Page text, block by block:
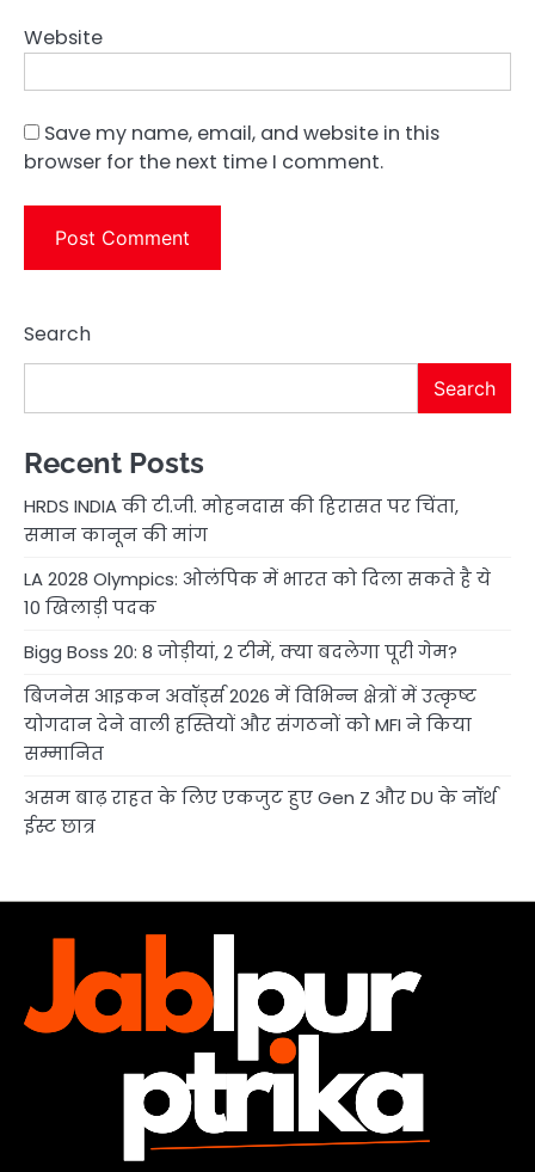
Website
Save my name, email, and website in this
browser for the next time I comment.
Search
Search
Recent Posts
HRDS INDIA की टी.जी. मोहनदास की हिरासत पर चिंता,
समान कानून की मांग
LA 2028 Olympics: ओलंपिक में भारत को दिला सकते है ये
10 खिलाड़ी पदक
Bigg Boss 20: 8 जोड़ीयां, 2 टीमें, क्या बदलेगा पूरी गेम?
बिजनेस आइकन अवॉर्ड्स 2026 में विभिन्न क्षेत्रों में उत्कृष्ट
योगदान देने वाली हस्तियों और संगठनों को MFI ने किया
सम्मानित
असम बाढ़ राहत के लिए एकजुट हुए Gen Z और DU के नॉर्थ
ईस्ट छात्र